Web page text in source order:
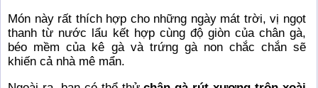
Món này rất thích hợp cho những ngày mát trời, vị ngọt
thanh từ nước lẩu kết hợp cùng độ giòn của chân gà,
béo mềm của kê gà và trứng gà non chắc chắn sẽ
khiến cả nhà mê mẩn.